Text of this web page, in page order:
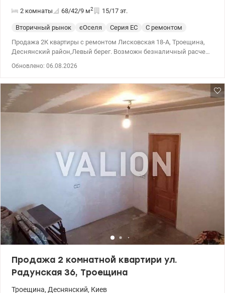
2 комнаты 68/42/9 м2 15/17 эт.
Вторичный рынок єОселя Серия ЕС
С ремонтом
Продажа 2К квартиры с ремонтом Лисковская 18-А, Троещина,
Деснянский район,Левый берег. Возможн безналичный расчет.
использовать как третью комнату. Преимущества: удачная
планировка, открытый вид из окон. Развитая инфраструктура:
рядом супермаркеты, ТРАШ, Экомаркет, АТБ, аптеки, садики,
спортивные площадки. Хорошая транспортная развязка 044 200
Обновлено: 06.08.2026
Продажа 2 комнатной квартири ул.
Радунская 36, Троещина
Троещина, Деснянский, Киев